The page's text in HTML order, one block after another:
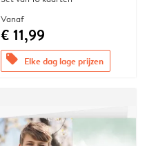
Vanaf
€ 11,99
offers Elke dag lage prijzen